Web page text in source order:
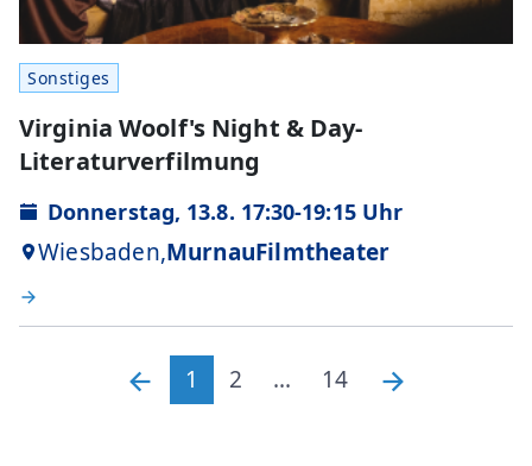
Sonstiges
Virginia Woolf's Night & Day-
Literaturverfilmung
Donnerstag, 13.8. 17:30-19:15 Uhr
Wiesbaden,MurnauFilmtheater
1 2 ... 14